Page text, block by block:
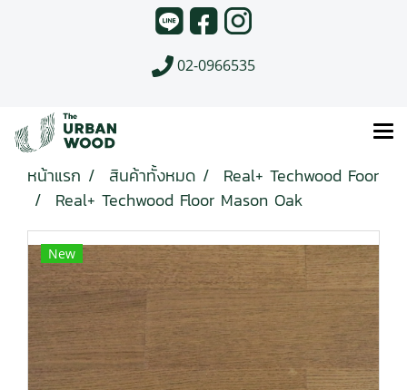
02-0966535
หน้าแรก สินค้าทั้งหมด
Real+ Techwood Foor
Real+ Techwood Floor Mason Oak
New